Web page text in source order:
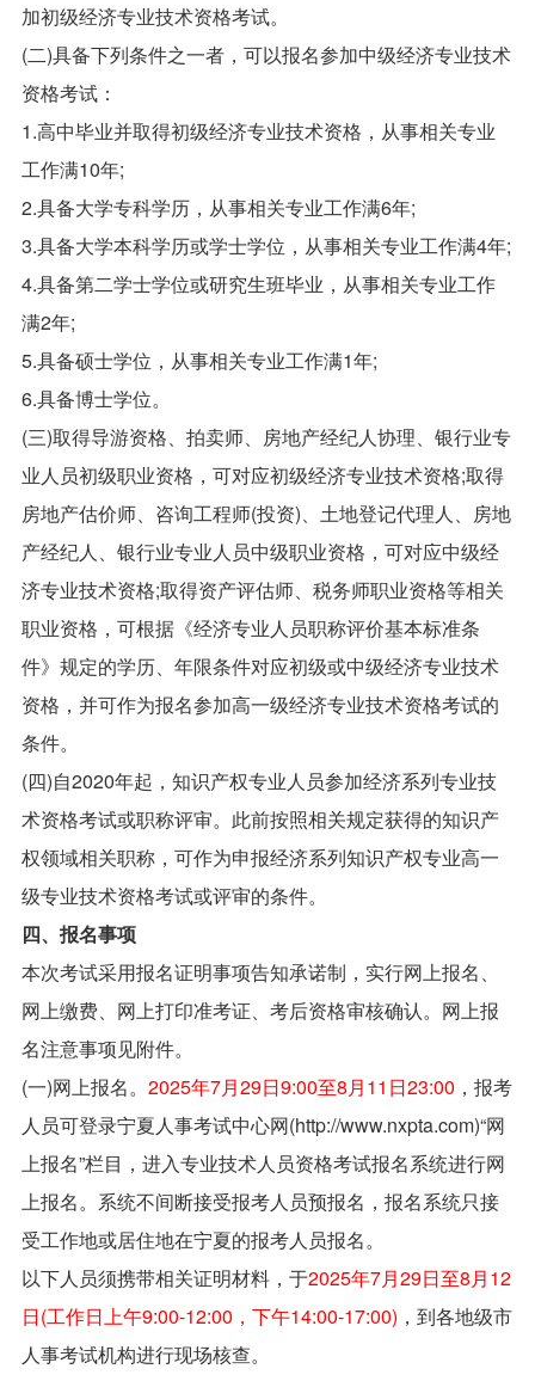
加初级经济专业技术资格考试。
(二)具备下列条件之一者，可以报名参加中级经济专业技术
资格考试：
1.高中毕业并取得初级经济专业技术资格，从事相关专业
工作满10年;
2.具备大学专科学历，从事相关专业工作满6年;
3.具备大学本科学历或学士学位，从事相关专业工作满4年;
4.具备第二学士学位或研究生班毕业，从事相关专业工作
满2年;
5.具备硕士学位，从事相关专业工作满1年;
6.具备博士学位。
(三)取得导游资格、拍卖师、房地产经纪人协理、银行业专
业人员初级职业资格，可对应初级经济专业技术资格;取得
房地产估价师、咨询工程师(投资)、土地登记代理人、房地
产经纪人、银行业专业人员中级职业资格，可对应中级经
济专业技术资格;取得资产评估师、税务师职业资格等相关
职业资格，可根据《经济专业人员职称评价基本标准条
件》规定的学历、年限条件对应初级或中级经济专业技术
资格，并可作为报名参加高一级经济专业技术资格考试的
条件。
(四)自2020年起，知识产权专业人员参加经济系列专业技
术资格考试或职称评审。此前按照相关规定获得的知识产
权领域相关职称，可作为申报经济系列知识产权专业高一
级专业技术资格考试或评审的条件。
四、报名事项
本次考试采用报名证明事项告知承诺制，实行网上报名、
网上缴费、网上打印准考证、考后资格审核确认。网上报
名注意事项见附件。
(一)网上报名。2025年7月29日9:00至8月11日23:00 ，报考
人员可登录宁夏人事考试中心网(http://www.nxpta.com)“网
上报名”栏目，进入专业技术人员资格考试报名系统进行网
上报名。系统不间断接受报考人员预报名，报名系统只接
受工作地或居住地在宁夏的报考人员报名。
以下人员须携带相关证明材料，于2025年7月29日至8月12
日(工作日上午9:00-12:00，下午14:00-17:00) ，到各地级市
人事考试机构进行现场核查。